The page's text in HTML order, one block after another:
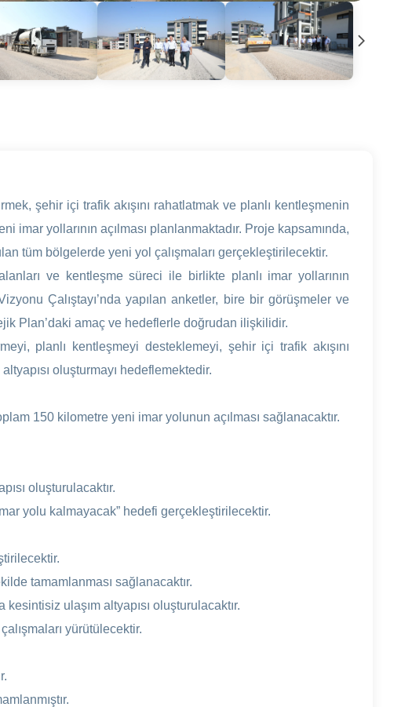
şehir içi trafik akışını rahatlatmak ve planlı kentleşmenin
yollarının açılması planlanmaktadır. Proje kapsamında,
tüm bölgelerde yeni yol çalışmaları gerçekleştirilecektir.
ve kentleşme süreci ile birlikte planlı imar yollarının
Çalıştayı’nda yapılan anketler, bire bir görüşmeler ve
Plan’daki amaç ve hedeflerle doğrudan ilişkilidir.
planlı kentleşmeyi desteklemeyi, şehir içi trafik akışını
oluşturmayı hedeflemektedir.
150 kilometre yeni imar yolunun açılması sağlanacaktır.
oluşturulacaktır.
yolu kalmayacak” hedefi gerçekleştirilecektir.
tamamlanması sağlanacaktır.
ulaşım altyapısı oluşturulacaktır.
yürütülecektir.